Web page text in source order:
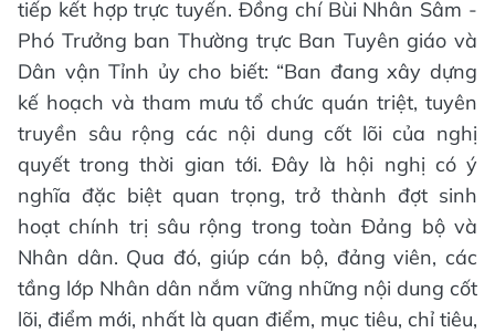
tiếp kết hợp trực tuyến. Đồng chí Bùi Nhân Sâm -
Phó Trưởng ban Thường trực Ban Tuyên giáo và
Dân vận Tỉnh ủy cho biết: “Ban đang xây dựng
kế hoạch và tham mưu tổ chức quán triệt, tuyên
truyền sâu rộng các nội dung cốt lõi của nghị
quyết trong thời gian tới. Đây là hội nghị có ý
nghĩa đặc biệt quan trọng, trở thành đợt sinh
hoạt chính trị sâu rộng trong toàn Đảng bộ và
Nhân dân. Qua đó, giúp cán bộ, đảng viên, các
tầng lớp Nhân dân nắm vững những nội dung cốt
lõi, điểm mới, nhất là quan điểm, mục tiêu, chỉ tiêu,